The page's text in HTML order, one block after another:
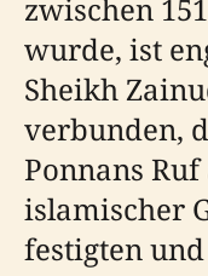
zwischen
wurde, ist
Sheikh
verbunden,
Ponnans
islamischer
festigten